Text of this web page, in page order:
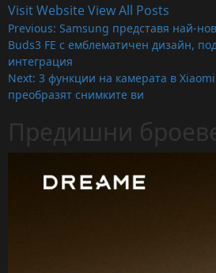
Visit Website View All Posts
Post
navigation
Previous: Samsung представя най-
Buds3 FE с емблематичен дизайн,
интеграция
Next: 3 функции на камерата в
преобразят снимките ви
Предишни